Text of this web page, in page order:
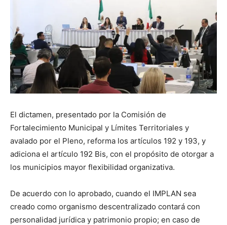
El dictamen, presentado por la Comisión de
Fortalecimiento Municipal y Límites Territoriales y
avalado por el Pleno, reforma los artículos 192 y 193, y
adiciona el artículo 192 Bis, con el propósito de otorgar a
los municipios mayor flexibilidad organizativa.
De acuerdo con lo aprobado, cuando el IMPLAN sea
creado como organismo descentralizado contará con
personalidad jurídica y patrimonio propio; en caso de